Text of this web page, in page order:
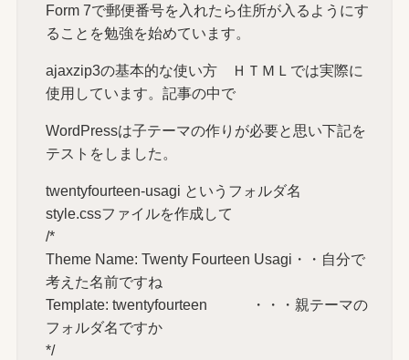
Form 7で郵便番号を入れたら住所が入るようにす
ることを勉強を始めています。
ajaxzip3の基本的な使い方 ＨＴＭＬでは実際に
使用しています。記事の中で
WordPressは子テーマの作りが必要と思い下記を
テストをしました。
twentyfourteen-usagi というフォルダ名
style.cssファイルを作成して
/*
Theme Name: Twenty Fourteen Usagi・・自分で
考えた名前ですね
Template: twentyfourteen ・・・親テーマの
フォルダ名ですか
*/